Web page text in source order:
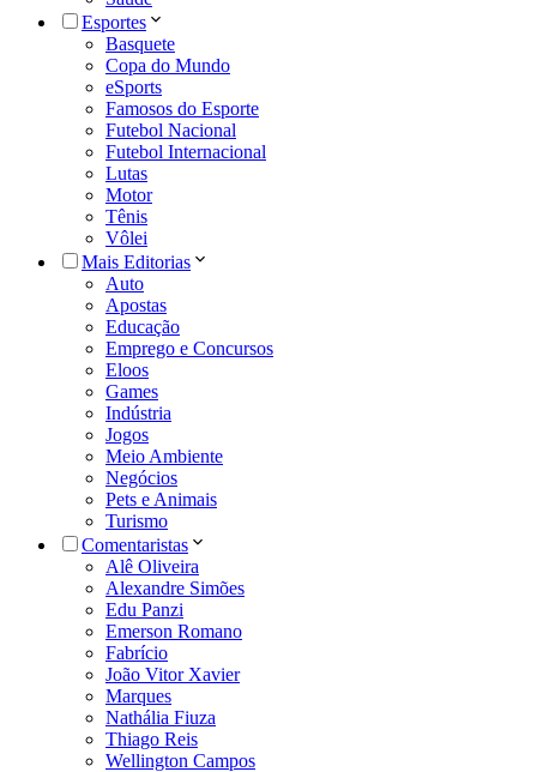
Esportes
Basquete
Copa do Mundo
eSports
Famosos do Esporte
Futebol Nacional
Futebol Internacional
Lutas
Motor
Tênis
Vôlei
Mais Editorias
Auto
Apostas
Educação
Emprego e Concursos
Eloos
Games
Indústria
Jogos
Meio Ambiente
Negócios
Pets e Animais
Turismo
Comentaristas
Alê Oliveira
Alexandre Simões
Edu Panzi
Emerson Romano
Fabrício
João Vitor Xavier
Marques
Nathália Fiuza
Thiago Reis
Wellington Campos